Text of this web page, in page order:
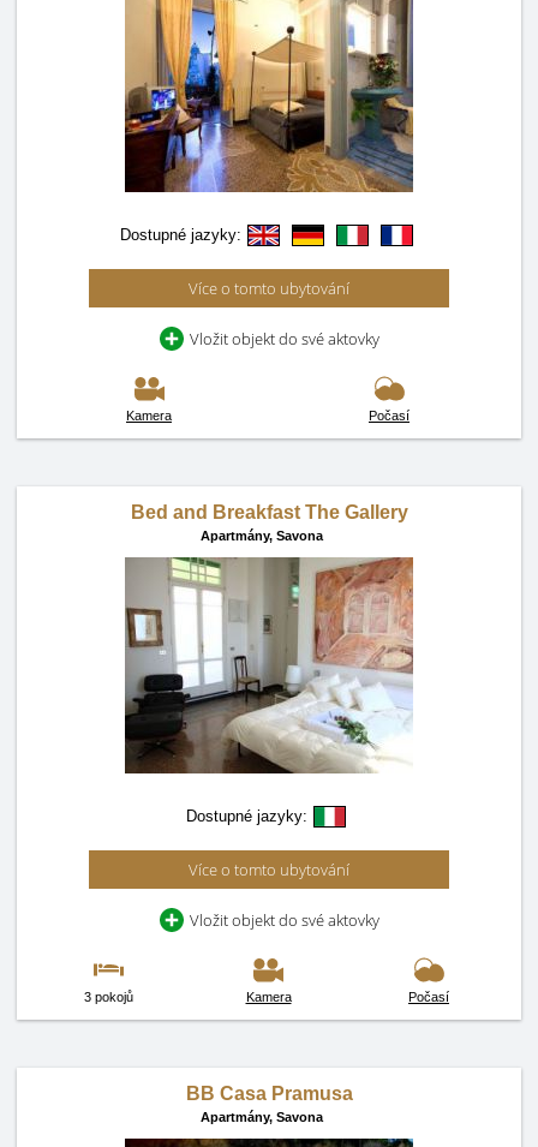
Dostupné jazyky:
Více o tomto ubytování
Vložit objekt do své aktovky
Kamera Počasí
Bed and Breakfast The Gallery
Apartmány, Savona
Dostupné jazyky:
Více o tomto ubytování
Vložit objekt do své aktovky
3 pokojů Kamera Počasí
BB Casa Pramusa
Apartmány, Savona